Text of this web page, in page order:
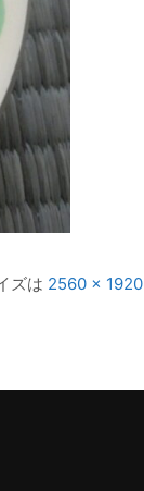
ズは 2560 × 1920